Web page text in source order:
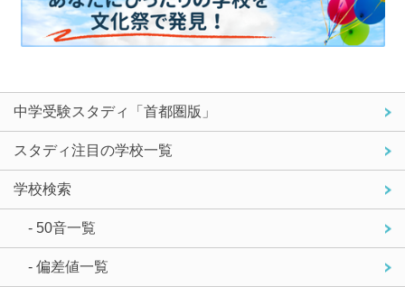
中学受験スタディ「首都圏版」
スタディ注目の学校一覧
学校検索
- 50音一覧
- 偏差値一覧